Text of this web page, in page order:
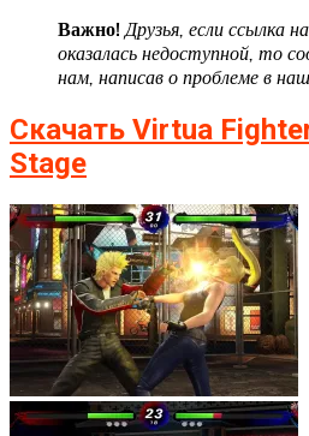
Важно!Друзья, если ссылка
оказалась недоступной, то
нам, написав о проблеме в
Скачать Virtua
Stage